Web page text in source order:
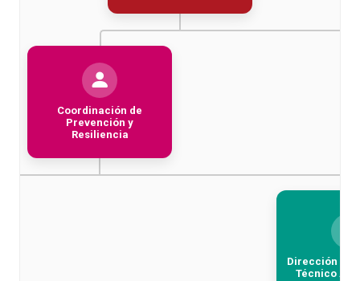
Coordinación de
Prevención y
Resiliencia
Dirección de
Técnico